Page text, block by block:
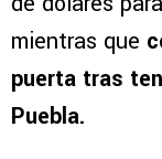
mientras que
puerta tras
Puebla.